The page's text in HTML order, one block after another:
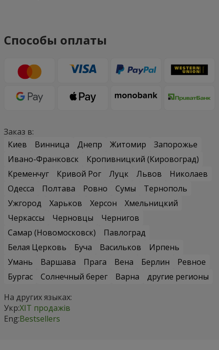
Способы оплаты
Заказ в:
Киев
Винница Днепр Житомир
Запорожье
Ивано-Франковск
Кропивницкий (Кировоград)
Кременчуг
Кривой Рог Луцк Львов
Николаев
Одесса
Полтава Ровно Сумы
Тернополь
Ужгород
Харьков Херсон
Хмельницкий
Черкассы
Черновцы
Чернигов
Самар (Новомосковск)
Павлоград
Белая Церковь
Буча Васильков
Ирпень
Умань
Варшава Прага Вена Берлин
Ревное
Бургас
Солнечный берег Варна
другие регионы
На других языках:
Укр:ХІТ продажів
Eng:Bestsellers